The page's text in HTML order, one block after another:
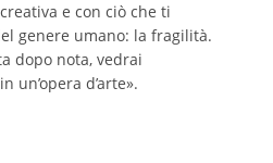
e con ciò che ti
genere umano: la fragilità.
dopo nota, vedrai
un’opera d’arte».